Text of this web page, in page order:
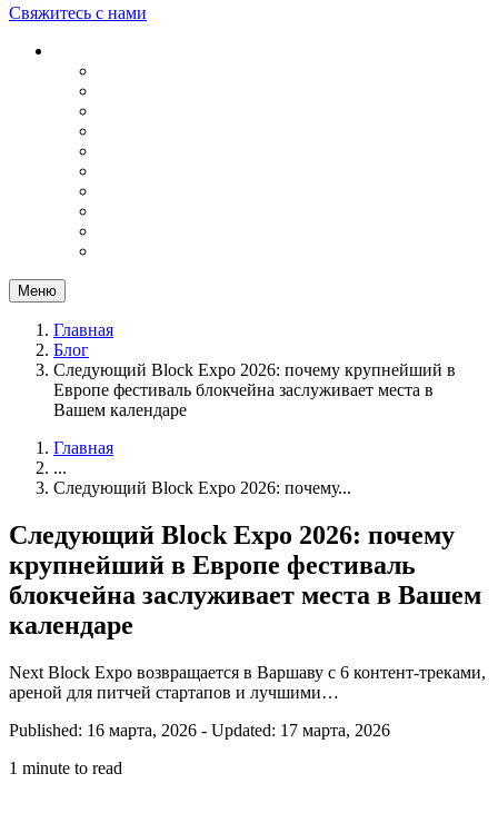
Свяжитесь с нами
Меню
Главная
Блог
Следующий Block Expo 2026: почему крупнейший в
Европе фестиваль блокчейна заслуживает места в
Вашем календаре
Главная
...
Следующий Block Expo 2026: почему...
Следующий Block Expo 2026: почему
крупнейший в Европе фестиваль
блокчейна заслуживает места в Вашем
календаре
Next Block Expo возвращается в Варшаву с 6 контент-треками,
ареной для питчей стартапов и лучшими…
Published: 16 марта, 2026 - Updated: 17 марта, 2026
1 minute to read